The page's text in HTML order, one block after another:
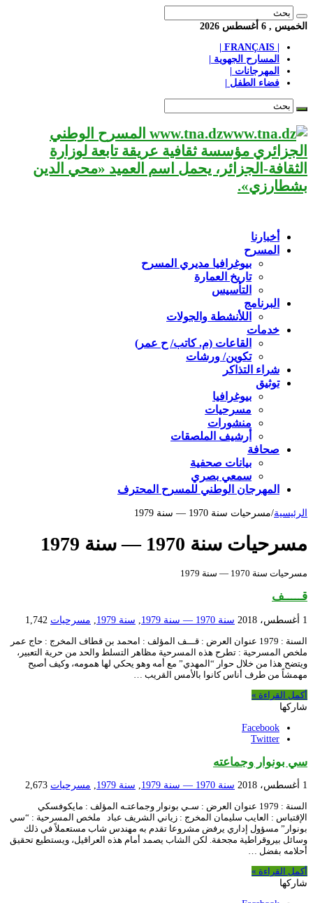
الخميس , 6 أغسطس 2026
المسارح الجهوية |
المهرجانات |
فضاء الطفل |
www.tna.dz المسرح الوطني
الجزائري مؤسسة ثقافية عريقة تابعة لوزارة
الثقافة-الجزائر، يحمل اسم العميد «محي الدين
بشطارزي».
أخبارنا
المسرح
بيوغرافيا مديري المسرح
تاريخ العمارة
التأسيس
البرنامج
اللأنشطة والجولات
خدمات
القاعات (م. كاتب/ ح عمر)
تكوين/ ورشات
شراء التذاكر
توثيق
بيوغرافيا
مسرحيات
منشورات
أرشيف الملصقات
صحافة
بيانات صحفية
سمعي بصري
المهرجان الوطني للمسرح المحترف
الرئيسية/مسرحيات سنة 1970 — سنة 1979
مسرحيات سنة 1970 — سنة 1979
مسرحيات سنة 1970 — سنة 1979
قـــــف
1 أغسطس، 2018 سنة 1970 — سنة 1979 سنة 1979 مسرحيات 1,742
السنة : 1979 عنوان العرض : قـــف المؤلف : امحمد بن قطاف المخرج : حاج عمر
ملخص المسرحية : تطرح هذه المسرحية مظاهر التسلط والحد من حرية التعبير،
ويتضح هذا من خلال حوار “المهدي” مع أمه وهو يحكي لها همومه، وكيف أصبح
مهمشاً من طرف أناس كانوا بالأمس القريب …
أكمل القراءة »
شاركها
Facebook
Twitter
سي بونوار وجماعته
1 أغسطس، 2018 سنة 1970 — سنة 1979 سنة 1979 مسرحيات 2,673
السنة : 1979 عنوان العرض : سـي بونوار وجماعتـه المؤلف : مايكوفسكي
الإقتباس : العايب سليمان المخرج : زياني الشريف عباد ملخص المسرحية : “سي
بونوار” مسؤول إداري يرفض مشروعا تقدم به مهندس شاب مستعملاً في ذلك
وسائل بيروقراطية مجحفة. لكن الشاب يصمد أمام هذه العراقيل، ويستطيع تحقيق
أحلامه بفضل …
أكمل القراءة »
شاركها